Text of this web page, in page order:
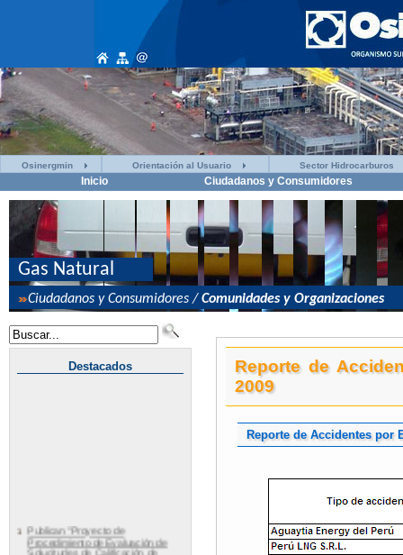
Osinergmin Orientación al Usuario Sector Hidrocarburos
Inicio Ciudadanos y Consumidores